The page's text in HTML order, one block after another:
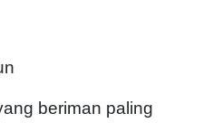
beriman paling